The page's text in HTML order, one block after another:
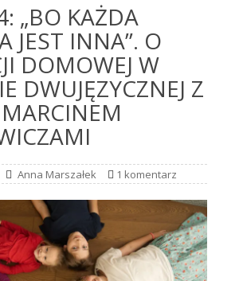
„BO KAŻDA
JEST INNA”. O
DOMOWEJ W
DWUJĘZYCZNEJ Z
Anna Marszałek 1 komentarz